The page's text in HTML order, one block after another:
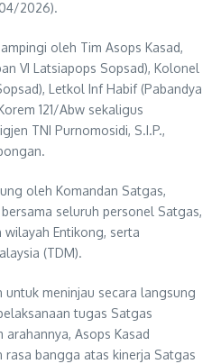
2026).
oleh Tim Asops Kasad,
VI Latsiapops Sopsad), Kolonel
Letkol Inf Habif (Pabandya
121/Abw sekaligus
TNI Purnomosidi, S.I.P.,
oleh Komandan Satgas,
seluruh personel Satgas,
Entikong, serta
(TDM).
untuk meninjau secara langsung
tugas Satgas
Asops Kasad
rasa bangga atas kinerja Satgas